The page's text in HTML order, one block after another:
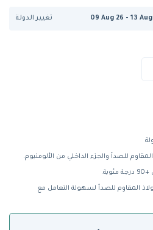
09 Aug 26 - 13 Aug تغيير الدولة
للصدأ والجزء الداخلي من الألومنيوم.
المقاوم للصدأ لسهولة التعامل مع